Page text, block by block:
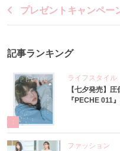
プレゼントキャンペー
記事ランキング
ライフスタイル
【七夕発売】
『PECHE 011
ファッション